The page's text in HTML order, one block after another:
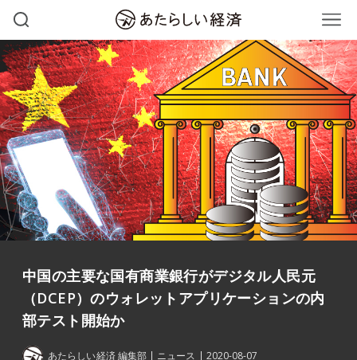
中国の主要な国有商業銀行がデジタル人民元
（DCEP）のウォレットアプリケーションの内
部テスト開始か
あたらしい経済 編集部 ニュース 2020-08-07